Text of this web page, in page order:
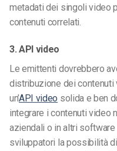
metadati dei singoli video
contenuti correlati.
3. API video
Le emittenti dovrebbero
distribuzione dei contenuti
un’API video solida e ben
integrare i contenuti video
aziendali o in altri
sviluppatori la possibilità